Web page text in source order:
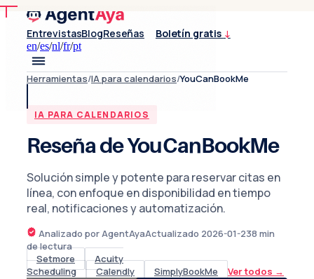
EntrevistasBlogReseñas Boletín gratis ↓
en/es/nl/fr/pt
Herramientas/IA para calendarios/YouCanBookMe
IA PARA CALENDARIOS
Reseña de YouCanBookMe
Solución simple y potente para reservar citas en
línea, con enfoque en disponibilidad en tiempo
real, notificaciones y automatización.
Analizado por AgentAyaActualizado 2026-01-238 min
de lectura
Setmore
Acuity
Scheduling
Calendly SimplyBookMe Ver todos →